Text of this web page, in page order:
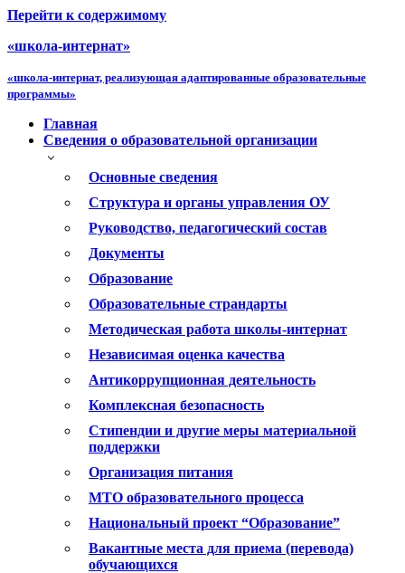
Перейти к содержимому
«школа-интернат»
«школа-интернат, реализующая адаптированные образовательные
программы»
Главная
Сведения о образовательной организации
Основные сведения
Структура и органы управления ОУ
Руководство, педагогический состав
Документы
Образование
Образовательные страндарты
Методическая работа школы-интернат
Независимая оценка качества
Антикоррупционная деятельность
Комплексная безопасность
Стипендии и другие меры материальной
поддержки
Организация питания
МТО образовательного процесса
Национальный проект “Образование”
Вакантные места для приема (перевода)
обучающихся